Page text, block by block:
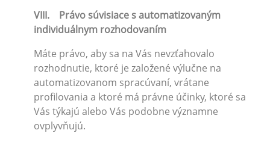
VIII. Právo súvisiace s automatizovaným
individuálnym rozhodovaním
Máte právo, aby sa na Vás nevzťahovalo
rozhodnutie, ktoré je založené výlučne na
automatizovanom spracúvaní, vrátane
profilovania a ktoré má právne účinky, ktoré sa
Vás týkajú alebo Vás podobne významne
ovplyvňujú.